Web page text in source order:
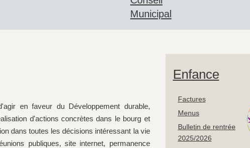
Municipal
en faveur du Développement durable,
d'actions concrètes dans le bourg et
dans toutes les décisions intéressant la vie
publiques, site internet, permanence
Enfance
Factures
Menus
Bulletin de rentrée
2025/2026